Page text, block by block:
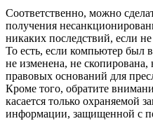
Соответственно, можно
получения
никаких последствий, если
То есть, если компьютер был
не изменена, не скопирована,
правовых оснований для
Кроме того, обратите
касается только охраняемой
информации, защищенной с